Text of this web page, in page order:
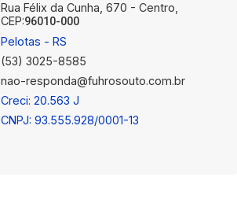
Rua Félix da Cunha, 670 - Centro,
CEP:96010-000
Pelotas - RS
(53) 3025-8585
nao-responda@fuhrosouto.com.br
Creci: 20.563 J
CNPJ: 93.555.928/0001-13